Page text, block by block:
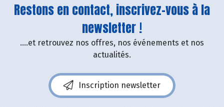
Restons en contact, inscrivez-vous à la
newsletter !
....et retrouvez nos offres, nos événements et nos
actualités.
Inscription newsletter